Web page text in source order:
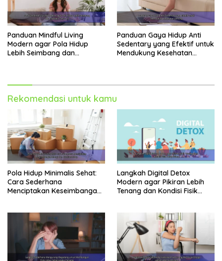
Panduan Mindful Living
Modern agar Pola Hidup
Lebih Seimbang dan
Panduan Gaya Hidup Anti
Sedentary yang Efektif untuk
Mendukung Kesehatan
Rekomendasi untuk kamu
Pola Hidup Minimalis Sehat:
Cara Sederhana
Menciptakan Keseimbangan
Langkah Digital Detox
Modern agar Pikiran Lebih
Tenang dan Kondisi Fisik